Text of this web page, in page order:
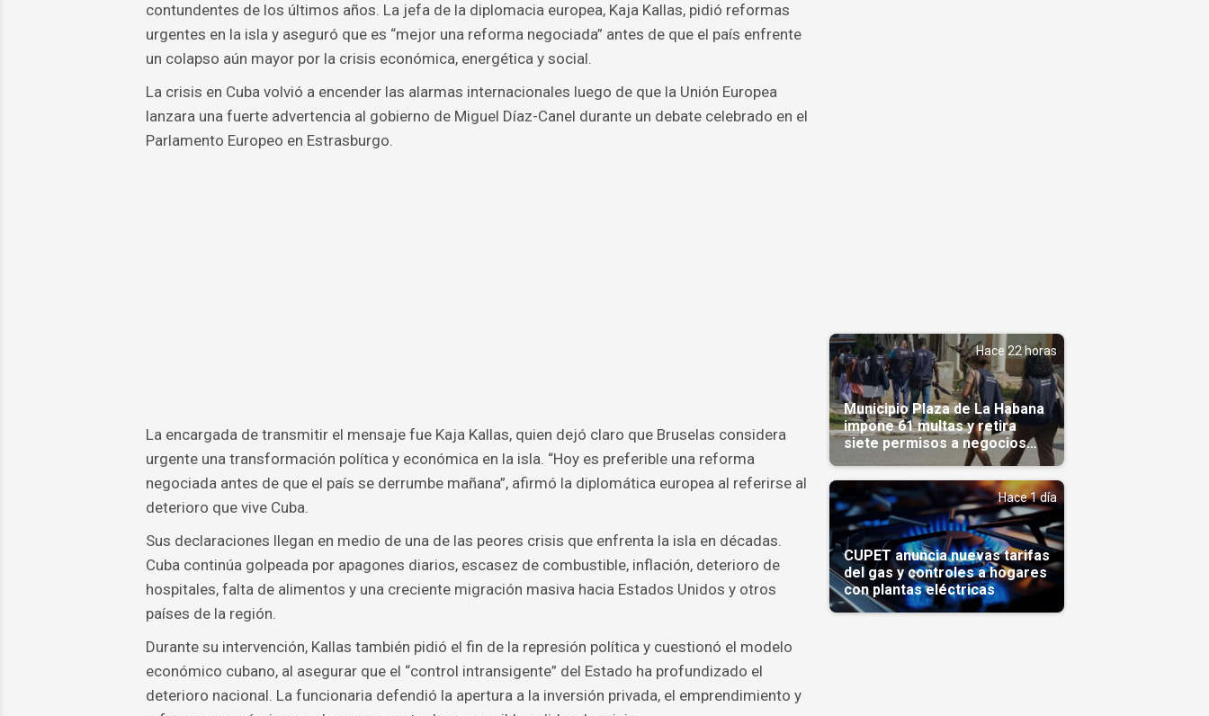
contundentes de los últimos años. La jefa de la diplomacia europea, Kaja Kallas, pidió reformas
urgentes en la isla y aseguró que es “mejor una reforma negociada” antes de que el país enfrente
un colapso aún mayor por la crisis económica, energética y social.
La crisis en Cuba volvió a encender las alarmas internacionales luego de que la Unión Europea
lanzara una fuerte advertencia al gobierno de Miguel Díaz-Canel durante un debate celebrado en el
Parlamento Europeo en Estrasburgo.
La encargada de transmitir el mensaje fue Kaja Kallas, quien dejó claro que Bruselas considera
urgente una transformación política y económica en la isla. “Hoy es preferible una reforma
negociada antes de que el país se derrumbe mañana”, afirmó la diplomática europea al referirse al
deterioro que vive Cuba.
Sus declaraciones llegan en medio de una de las peores crisis que enfrenta la isla en décadas.
Cuba continúa golpeada por apagones diarios, escasez de combustible, inflación, deterioro de
hospitales, falta de alimentos y una creciente migración masiva hacia Estados Unidos y otros
países de la región.
Durante su intervención, Kallas también pidió el fin de la represión política y cuestionó el modelo
económico cubano, al asegurar que el “control intransigente” del Estado ha profundizado el
deterioro nacional. La funcionaria defendió la apertura a la inversión privada, el emprendimiento y
Hace 22 horas
Municipio Plaza de La Habana
impone 61 multas y retira
siete permisos a negocios
Hace 1 día
CUPET anuncia nuevas tarifas
del gas y controles a hogares
con plantas eléctricas